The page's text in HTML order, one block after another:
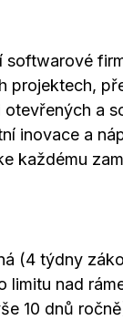
softwarové
projektech,
otevřených a
inovace a
každému
(4 týdny
limitu nad
10 dnů